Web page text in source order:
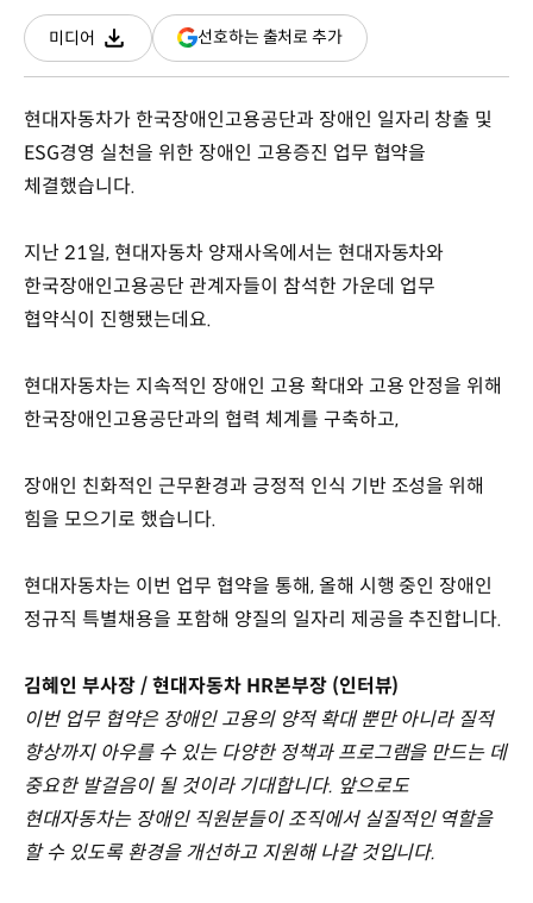
미디어
다운로드
선호하는 출처로 추가(새
창
현대자동차가 한국장애인고용공단과 장애인 일자리 창출 및
ESG경영 실천을 위한 장애인 고용증진 업무 협약을
체결했습니다.
지난 21일, 현대자동차 양재사옥에서는 현대자동차와
한국장애인고용공단 관계자들이 참석한 가운데 업무
협약식이 진행됐는데요.
현대자동차는 지속적인 장애인 고용 확대와 고용 안정을 위해
한국장애인고용공단과의 협력 체계를 구축하고,
장애인 친화적인 근무환경과 긍정적 인식 기반 조성을 위해
힘을 모으기로 했습니다.
현대자동차는 이번 업무 협약을 통해, 올해 시행 중인 장애인
정규직 특별채용을 포함해 양질의 일자리 제공을 추진합니다.
김혜인 부사장 / 현대자동차 HR본부장 (인터뷰)
이번 업무 협약은 장애인 고용의 양적 확대 뿐만 아니라 질적
향상까지 아우를 수 있는 다양한 정책과 프로그램을 만드는 데
중요한 발걸음이 될 것이라 기대합니다. 앞으로도
현대자동차는 장애인 직원분들이 조직에서 실질적인 역할을
할 수 있도록 환경을 개선하고 지원해 나갈 것입니다.